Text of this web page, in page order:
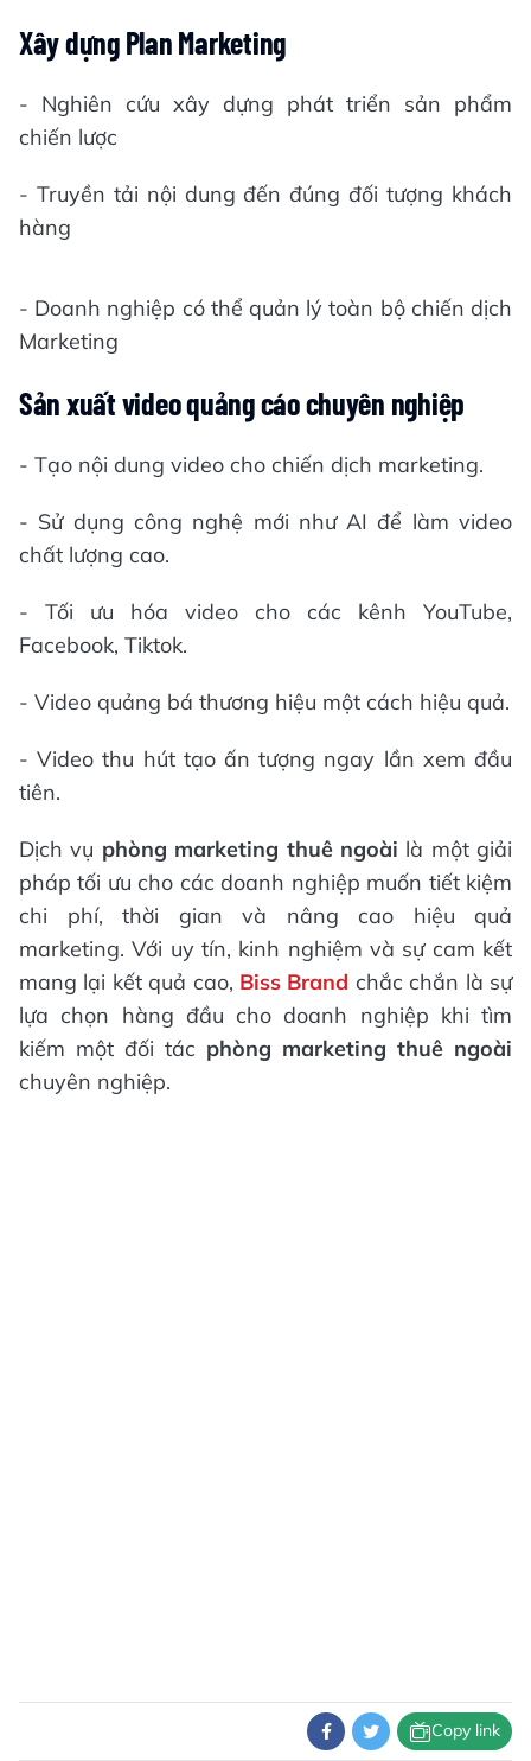
Xây dựng Plan Marketing
- Nghiên cứu xây dựng phát triển sản phẩm
chiến lược
- Truyền tải nội dung đến đúng đối tượng khách
hàng
- Doanh nghiệp có thể quản lý toàn bộ chiến dịch
Marketing
Sản xuất video quảng cáo chuyên nghiệp
- Tạo nội dung video cho chiến dịch marketing.
- Sử dụng công nghệ mới như AI để làm video
chất lượng cao.
- Tối ưu hóa video cho các kênh YouTube,
Facebook, Tiktok.
- Video quảng bá thương hiệu một cách hiệu quả.
- Video thu hút tạo ấn tượng ngay lần xem đầu
tiên.
Dịch vụ phòng marketing thuê ngoài là một giải
pháp tối ưu cho các doanh nghiệp muốn tiết kiệm
chi phí, thời gian và nâng cao hiệu quả
marketing. Với uy tín, kinh nghiệm và sự cam kết
mang lại kết quả cao, Biss Brand chắc chắn là sự
lựa chọn hàng đầu cho doanh nghiệp khi tìm
kiếm một đối tác phòng marketing thuê ngoài
chuyên nghiệp.
Copy link